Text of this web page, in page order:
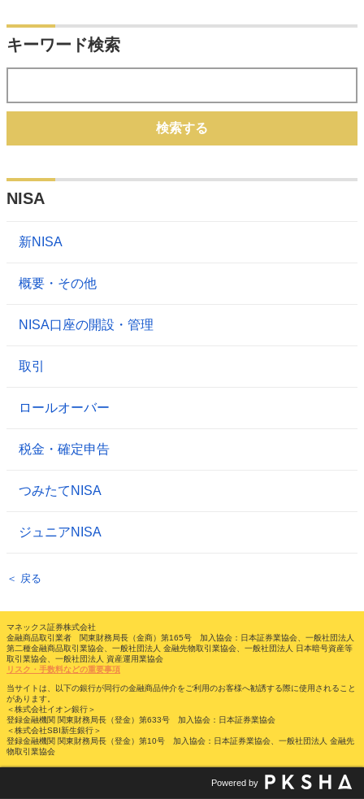
キーワード検索
検索する
NISA
新NISA
概要・その他
NISA口座の開設・管理
取引
ロールオーバー
税金・確定申告
つみたてNISA
ジュニアNISA
＜ 戻る
マネックス証券株式会社
金融商品取引業者 関東財務局長（金商）第165号 加入協会：日本証券業協会、一般社団法人
第二種金融商品取引業協会、一般社団法人 金融先物取引業協会、一般社団法人 日本暗号資産等
取引業協会、一般社団法人 資産運用業協会
リスク・手数料などの重要事項
当サイトは、以下の銀行が同行の金融商品仲介をご利用のお客様へ勧誘する際に使用されること
があります。
＜株式会社イオン銀行＞
登録金融機関 関東財務局長（登金）第633号 加入協会：日本証券業協会
＜株式会社SBI新生銀行＞
登録金融機関 関東財務局長（登金）第10号 加入協会：日本証券業協会、一般社団法人 金融先
物取引業協会
Powered by